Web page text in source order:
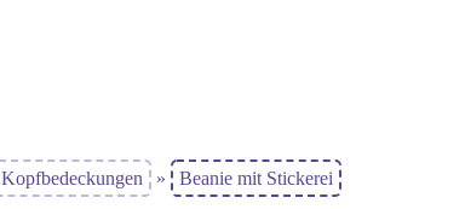
Kopfbedeckungen » Beanie mit Stickerei